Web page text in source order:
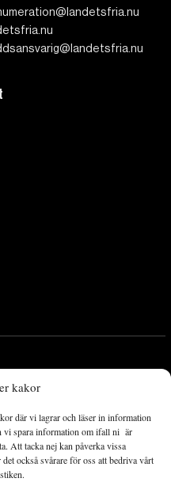
kakor
där vi lagrar och läser in information
vi spara information om ifall ni är
Att tacka nej kan påverka vissa
också svårare för oss att bedriva vårt
med bred bevakning av
globalt och med fokus på
till ett hållbart samhälle går